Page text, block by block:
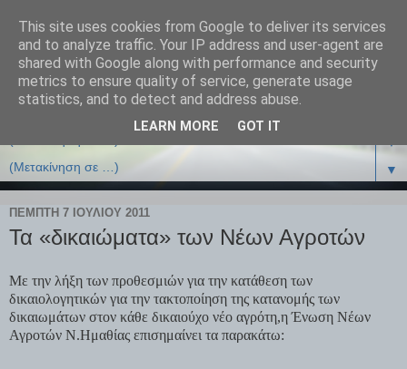
▼
▼
ΠΈΜΠΤΗ 7 ΙΟΥΛΊΟΥ 2011
Τα «δικαιώματα» των Νέων Αγροτών
Με την λήξη των προθεσμιών για την κατάθεση των
δικαιολογητικών για την τακτοποίηση της κατανομής των
δικαιωμάτων στον κάθε δικαιούχο νέο αγρότη,η Ένωση Νέων
Αγροτών Ν.Ημαθίας επισημαίνει τα παρακάτω:
This site uses cookies from Google to deliver its services
and to analyze traffic. Your IP address and user-agent are
shared with Google along with performance and security
metrics to ensure quality of service, generate usage
statistics, and to detect and address abuse.
LEARN MORE GOT IT